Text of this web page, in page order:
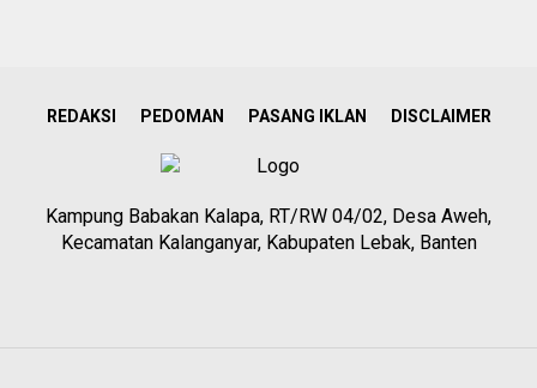
REDAKSI PEDOMAN PASANG IKLAN DISCLAIMER
Kampung Babakan Kalapa, RT/RW 04/02, Desa Aweh,
Kecamatan Kalanganyar, Kabupaten Lebak, Banten